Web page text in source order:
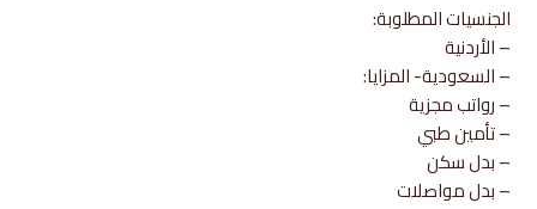
الجنسيات المطلوبة:
– الأردنية
– السعودية- المزايا:
– رواتب مجزية
– تأمين طبي
– بدل سكن
– بدل مواصلات